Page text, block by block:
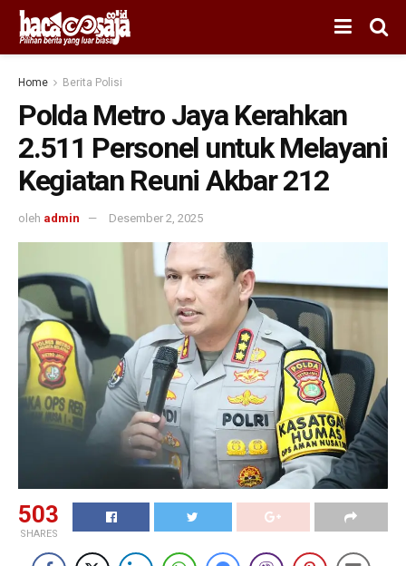
Home Berita Polisi
Polda Metro Jaya Kerahkan
2.511 Personel untuk Melayani
Kegiatan Reuni Akbar 212
oleh admin Desember 2, 2025
503
SHARES